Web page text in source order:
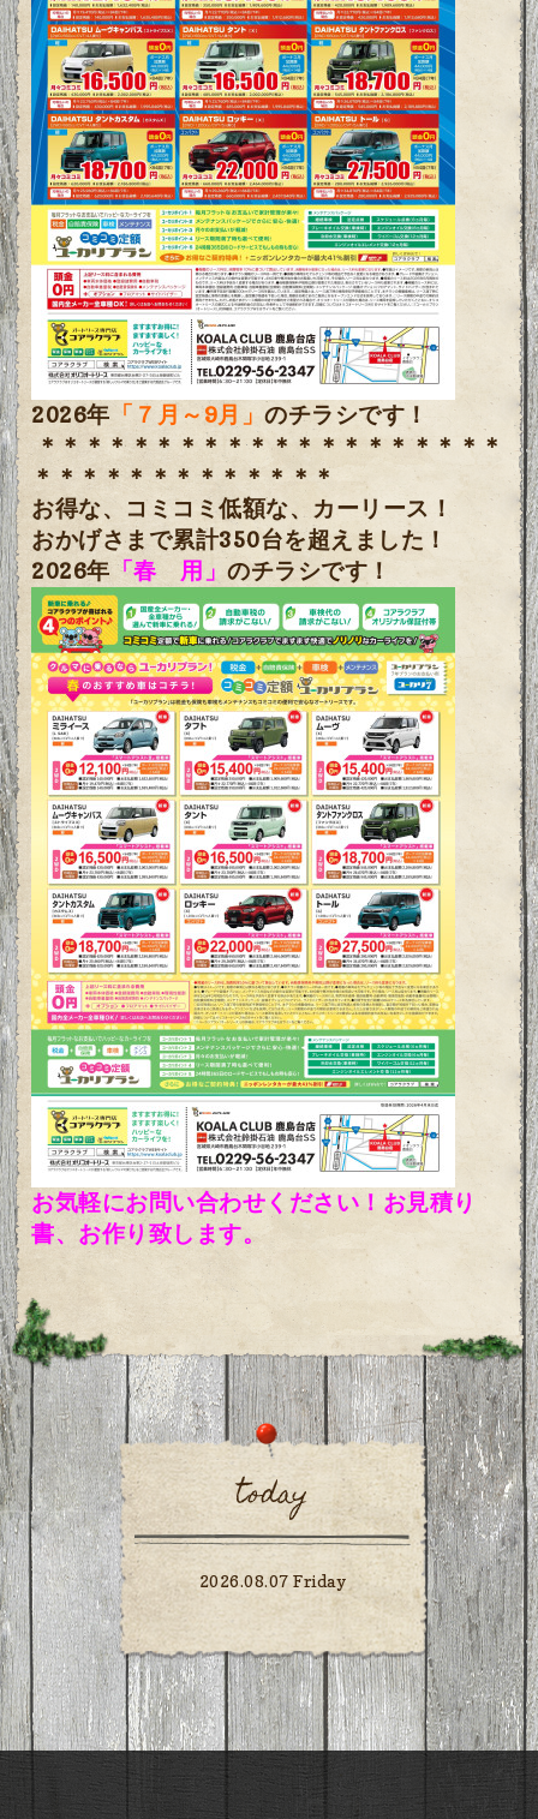
2026年 「７月～9月」のチラシです！
＊＊＊＊＊＊＊＊＊＊＊＊＊＊＊＊＊＊＊＊
＊＊＊＊＊＊＊＊＊＊＊＊＊
お得な、コミコミ低額な、カーリース！
おかげさまで累計350台を超えました！
2026年 「春 用」のチラシです！
お気軽にお問い合わせください！お見積り
書、お作り致します。
today
2026.08.07 Friday